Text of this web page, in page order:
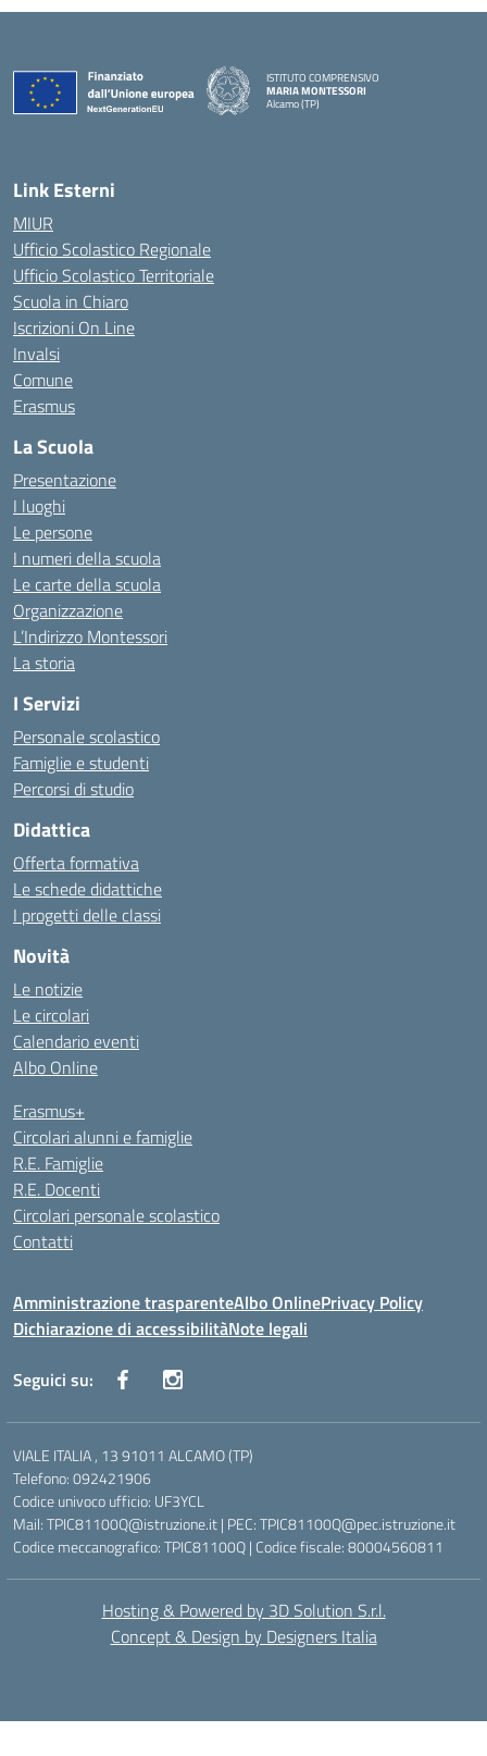
ISTITUTO COMPRENSIVO
MARIA MONTESSORI
Alcamo (TP)
Link Esterni
MIUR
Ufficio Scolastico Regionale
Ufficio Scolastico Territoriale
Scuola in Chiaro
Iscrizioni On Line
Invalsi
Comune
Erasmus
La Scuola
Presentazione
I luoghi
Le persone
I numeri della scuola
Le carte della scuola
Organizzazione
L’Indirizzo Montessori
La storia
I Servizi
Personale scolastico
Famiglie e studenti
Percorsi di studio
Didattica
Offerta formativa
Le schede didattiche
I progetti delle classi
Novità
Le notizie
Le circolari
Calendario eventi
Albo Online
Erasmus+
Circolari alunni e famiglie
R.E. Famiglie
R.E. Docenti
Circolari personale scolastico
Contatti
Amministrazione trasparenteAlbo OnlinePrivacy Policy
Dichiarazione di accessibilitàNote legali
Seguici su:
VIALE ITALIA , 13 91011 ALCAMO (TP)
Telefono: 092421906
Codice univoco ufficio: UF3YCL
Mail: TPIC81100Q@istruzione.it | PEC: TPIC81100Q@pec.istruzione.it
Codice meccanografico: TPIC81100Q | Codice fiscale: 80004560811
Hosting & Powered by 3D Solution S.r.l.
Concept & Design by Designers Italia